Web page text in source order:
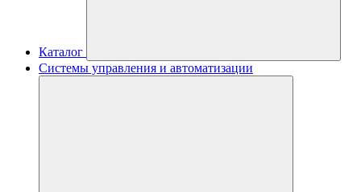
Каталог
Системы управления и автоматизации